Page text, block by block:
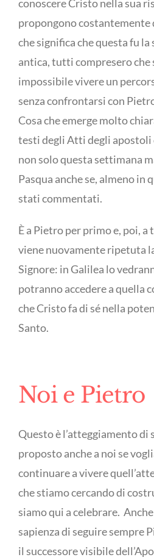
conoscere Cristo nella sua
propongono costantemente
che significa che questa fu la
antica, tutti compresero che
impossibile vivere un
senza confrontarsi con
Cosa che emerge molto
testi degli Atti degli apostoli
non solo questa settimana
Pasqua anche se, almeno in
stati commentati.
È a Pietro per primo e, poi,
viene nuovamente ripetuta
Signore: in Galilea lo
potranno accedere a quella
che Cristo fa di sé nella
Santo.
Noi e Pietro
Questo è l’atteggiamento di
proposto anche a noi se
continuare a vivere
che stiamo cercando di
siamo qui a celebrare.
sapienza di seguire sempre
il successore visibile